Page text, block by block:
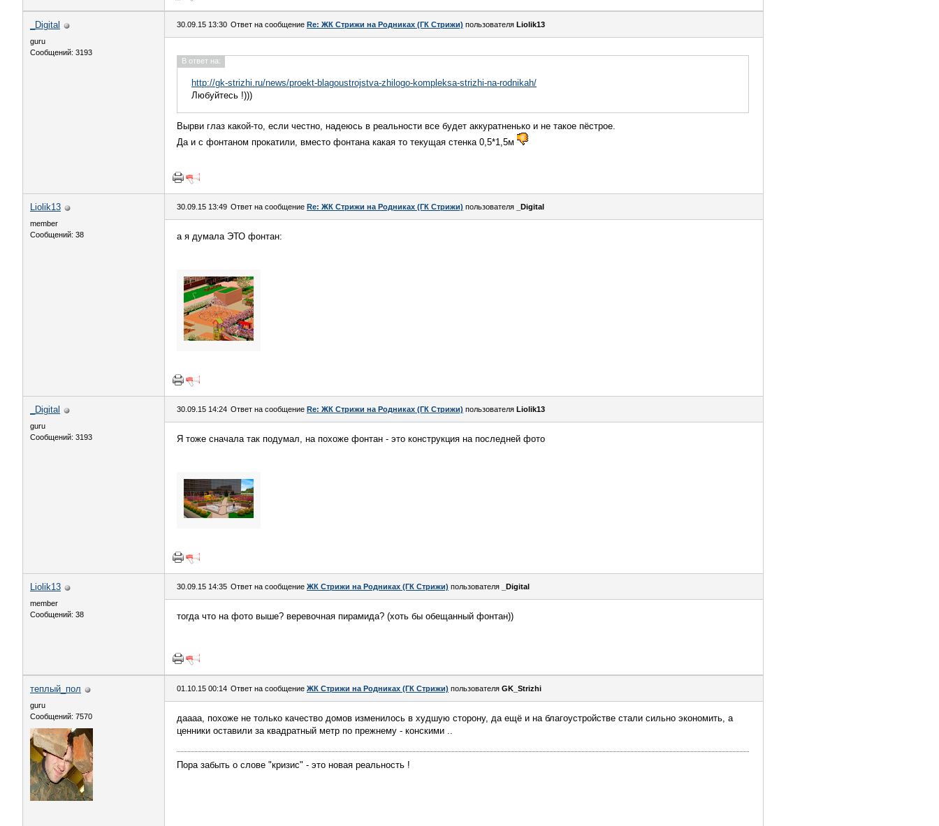
_Digital
guru
Сообщений: 3193
30.09.15 13:30 Ответ на сообщение Re: ЖК Стрижи на Родниках (ГК Стрижи) пользователя Liolik13
В ответ на:
http://gk-strizhi.ru/news/proekt-blagoustrojstva-zhilogo-kompleksa-strizhi-na-rodnikah/
Любуйтесь !)))
Вырви глаз какой-то, если честно, надеюсь в реальности все будет аккуратненько и не такое пёстрое.
Да и с фонтаном прокатили, вместо фонтана какая то текущая стенка 0,5*1,5м
Liolik13
member
Сообщений: 38
30.09.15 13:49 Ответ на сообщение Re: ЖК Стрижи на Родниках (ГК Стрижи) пользователя _Digital
а я думала ЭТО фонтан:
_Digital
guru
Сообщений: 3193
30.09.15 14:24 Ответ на сообщение Re: ЖК Стрижи на Родниках (ГК Стрижи) пользователя Liolik13
Я тоже сначала так подумал, на похоже фонтан - это конструкция на последней фото
Liolik13
member
Сообщений: 38
30.09.15 14:35 Ответ на сообщение ЖК Стрижи на Родниках (ГК Стрижи) пользователя _Digital
тогда что на фото выше? веревочная пирамида? (хоть бы обещанный фонтан))
теплый_пол
guru
Сообщений: 7570
01.10.15 00:14 Ответ на сообщение ЖК Стрижи на Родниках (ГК Стрижи) пользователя GK_Strizhi
даааа, похоже не только качество домов изменилось в худшую сторону, да ещё и на благоустройстве стали сильно экономить, а
ценники оставили за квадратный метр по прежнему - конскими ..
Пора забыть о слове "кризис" - это новая реальность !